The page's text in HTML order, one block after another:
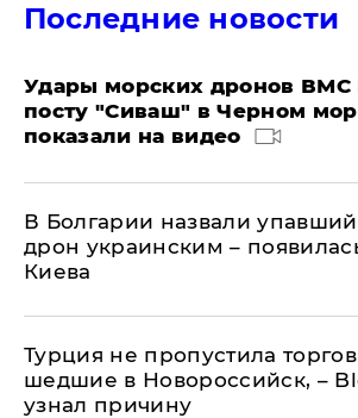
Последние новости
Удары морских дронов ВМС
посту "Сиваш" в Черном
показали на видео
В Болгарии назвали
дрон украинским –
Киева
Турция не пропустила
шедшие в Новороссийск, –
узнал причину